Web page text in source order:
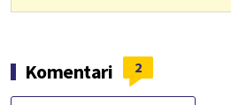
Komentari 2